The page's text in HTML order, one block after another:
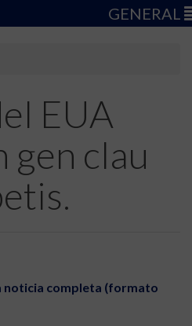
GENERAL
EUA
gen clau
noticia completa (formato